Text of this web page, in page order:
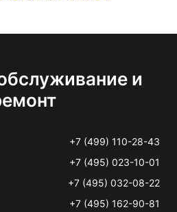
и
+7 (499) 110-28-43
+7 (495) 023-10-01
+7 (495) 032-08-22
+7 (495) 162-90-81